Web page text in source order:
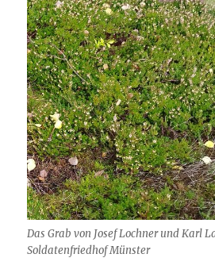
Das Grab von Josef Lochner und Karl
Soldatenfriedhof Münster